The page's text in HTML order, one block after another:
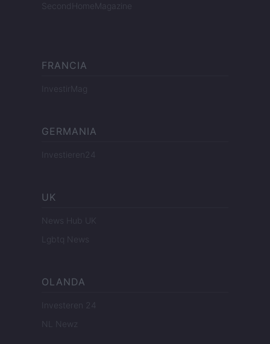
SecondHomeMagazine
FRANCIA
InvestirMag
GERMANIA
Investieren24
UK
News Hub UK
Lgbtq News
OLANDA
Investeren 24
NL Newz